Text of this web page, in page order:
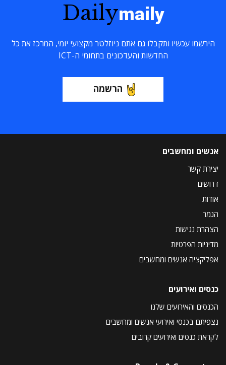
Dailymaily
הירשמו עכשיו ותקבלו גם אתם ניוזלטר מקצועי יומי, המרכז את כל
החדשות והעדכונים בתחומי ה-ICT
הרשמה
אנשים ומחשבים
יצירת קשר
דרושים
אודות
הנמר
הצהרת נגישות
מדיניות הפרטיות
אפליקציה אנשים ומחשבים
כנסים ואירועים
הכנסים והאירועים שלנו
נצפיתם בכנסי ואירועי אנשים ומחשבים
לקראת כנסים ואירועים קרובים